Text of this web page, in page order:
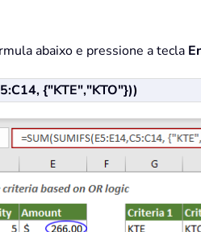
abaixo e pressione a tecla
{"KTE","KTO"}))